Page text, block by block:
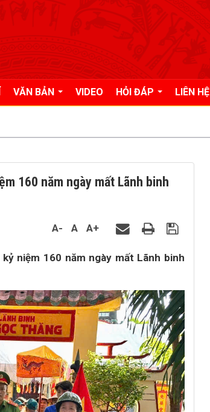
VĂN BẢN VIDEO HỎI ĐÁP LIÊN HỆ
160 năm ngày mất Lãnh binh
A- A A+
niệm 160 năm ngày mất Lãnh binh